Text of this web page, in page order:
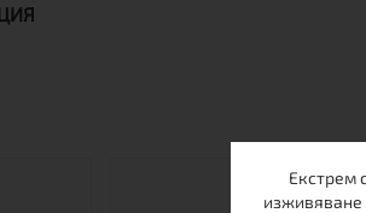
Екстрем
изживяване